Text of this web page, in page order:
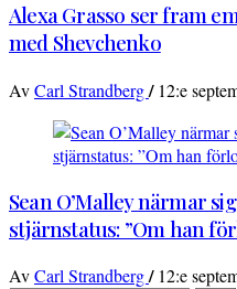
Alexa Grasso ser fram
med Shevchenko
AvCarl Strandberg/ 12:e
Sean O’Malley närmar
stjärnstatus: ”Om han
AvCarl Strandberg/ 12:e